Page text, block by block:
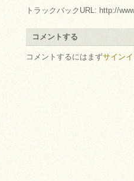
トラックバックURL: http://
コメントする
コメントするにはまずサイン